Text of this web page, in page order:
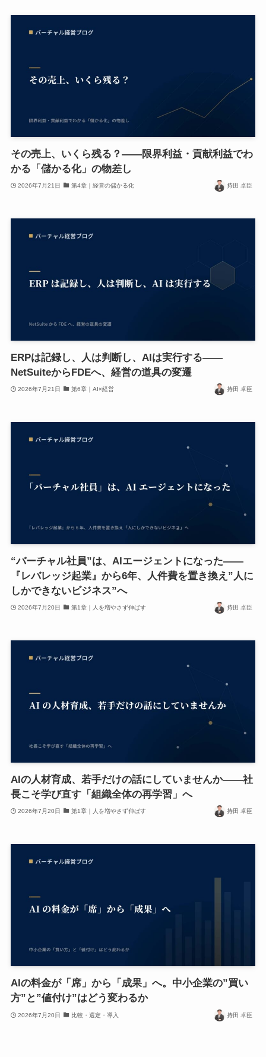
その売上、いくら残る？——限界利益・貢献利益でわ
かる「儲かる化」の物差し
2026年7月21日 第4章｜経営の儲かる化 持田 卓臣
ERPは記録し、人は判断し、AIは実行する——
NetSuiteからFDEへ、経営の道具の変遷
2026年7月21日 第6章｜AI×経営 持田 卓臣
“バーチャル社員”は、AIエージェントになった——
『レバレッジ起業』から6年、人件費を置き換え”人に
しかできないビジネス”へ
2026年7月20日 第1章｜人を増やさず伸ばす 持田 卓臣
AIの人材育成、若手だけの話にしていませんか——社
長こそ学び直す「組織全体の再学習」へ
2026年7月20日 第1章｜人を増やさず伸ばす 持田 卓臣
AIの料金が「席」から「成果」へ。中小企業の”買い
方”と”値付け”はどう変わるか
2026年7月20日 比較・選定・導入 持田 卓臣